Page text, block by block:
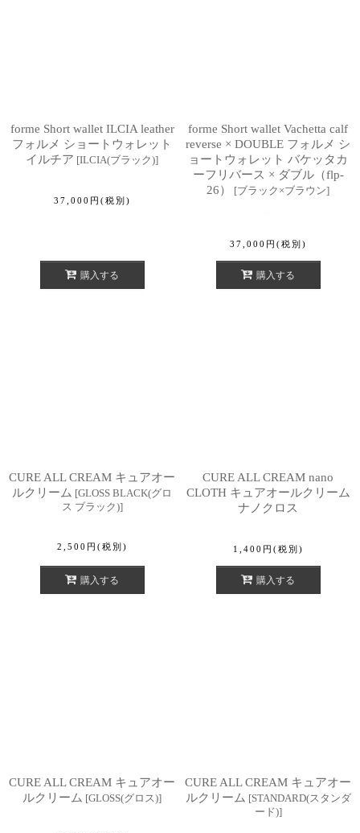
forme Short wallet ILCIA leather
フォルメ ショートウォレット
イルチア [ILCIA(ブラック)]
37,000 円 (税別)
購入する
forme Short wallet Vachetta calf
reverse × DOUBLE フォルメ シ
ョートウォレット バケッタカ
ーフリバース × ダブル（flp-
26）
[ブラック×ブラウン]
37,000 円 (税別)
購入する
CURE ALL CREAM キュアオー
ルクリーム [GLOSS BLACK(グロ
ス ブラック)]
2,500 円 (税別)
購入する
CURE ALL CREAM nano
CLOTH キュアオールクリーム
ナノクロス
1,400 円 (税別)
購入する
CURE ALL CREAM キュアオー
ルクリーム [GLOSS(グロス)]
CURE ALL CREAM キュアオー
ルクリーム [STANDARD(スタンダ
ード)]